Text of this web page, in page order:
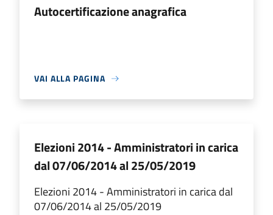
Autocertificazione anagrafica
VAI ALLA PAGINA
Elezioni 2014 - Amministratori in carica
dal 07/06/2014 al 25/05/2019
Elezioni 2014 - Amministratori in carica dal
07/06/2014 al 25/05/2019